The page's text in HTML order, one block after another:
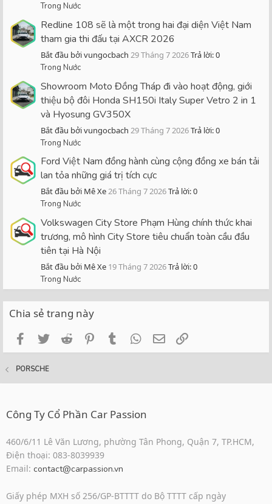
Trong Nước
Redline 108 sẽ là một trong hai đại diện Việt Nam
tham gia thi đấu tại AXCR 2026
Bắt đầu bởi vungocbach 29 Tháng 7 2026Trả lời: 0
Trong Nước
Showroom Moto Đồng Tháp đi vào hoạt động, giới
thiệu bộ đôi Honda SH150i Italy Super Vetro 2 in 1
và Hyosung GV350X
Bắt đầu bởi vungocbach 29 Tháng 7 2026Trả lời: 0
Trong Nước
Ford Việt Nam đồng hành cùng cộng đồng xe bán tải
lan tỏa những giá trị tích cực
Bắt đầu bởi Mê Xe26 Tháng 7 2026Trả lời: 0
Trong Nước
Volkswagen City Store Phạm Hùng chính thức khai
trương, mô hình City Store tiêu chuẩn toàn cầu đầu
tiên tại Hà Nội
Bắt đầu bởi Mê Xe 19 Tháng 7 2026Trả lời: 0
Trong Nước
Chia sẻ trang này
FacebookTwitterReddit PinterestTumblrWhatsApp
Email
PORSCHE
Công Ty Cổ Phần Car Passion
460/6/11 Lê Văn Lương, phường Tân Phong, Quận 7, TP.HCM,
Điện thoại: 083-8039939
Email: contact@carpassion.vn
Giấy phép MXH số 256/GP-BTTTT do Bộ TTTT cấp ngày